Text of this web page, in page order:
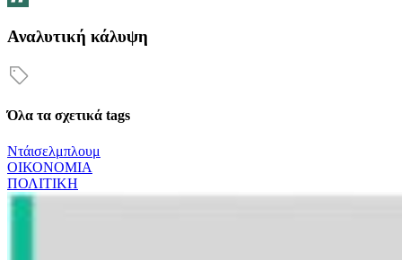
Αναλυτική κάλυψη
Όλα τα σχετικά tags
Ντάισελμπλουμ
ΟΙΚΟΝΟΜΙΑ
ΠΟΛΙΤΙΚΗ